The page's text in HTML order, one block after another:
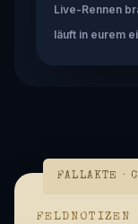
Live-Rennen
läuft in eurem
FALLAKTE ·
FELDNOTIZEN